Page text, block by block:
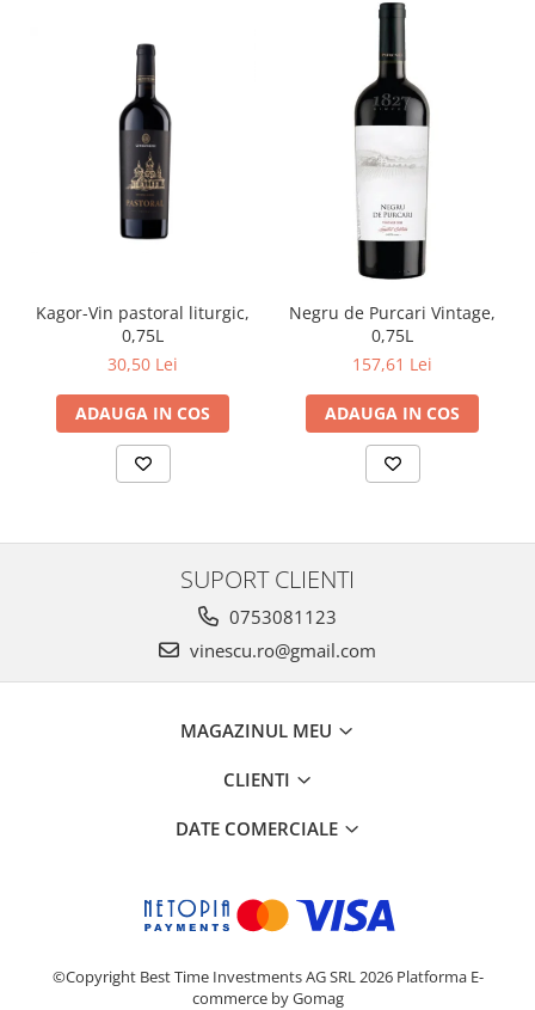
Kagor-Vin pastoral liturgic,
0,75L
30,50 Lei
ADAUGA IN COS
Negru de Purcari Vintage,
0,75L
157,61 Lei
ADAUGA IN COS
SUPORT CLIENTI
0753081123
vinescu.ro@gmail.com
MAGAZINUL MEU
CLIENTI
DATE COMERCIALE
©Copyright Best Time Investments AG SRL 2026 Platforma E-
commerce by Gomag